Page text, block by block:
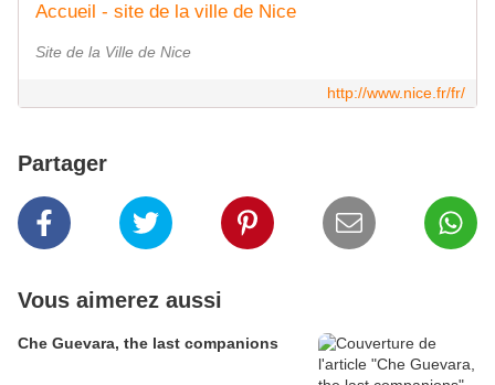
Accueil - site de la ville de Nice
Site de la Ville de Nice
http://www.nice.fr/fr/
Partager
Vous aimerez aussi
Che Guevara, the last companions